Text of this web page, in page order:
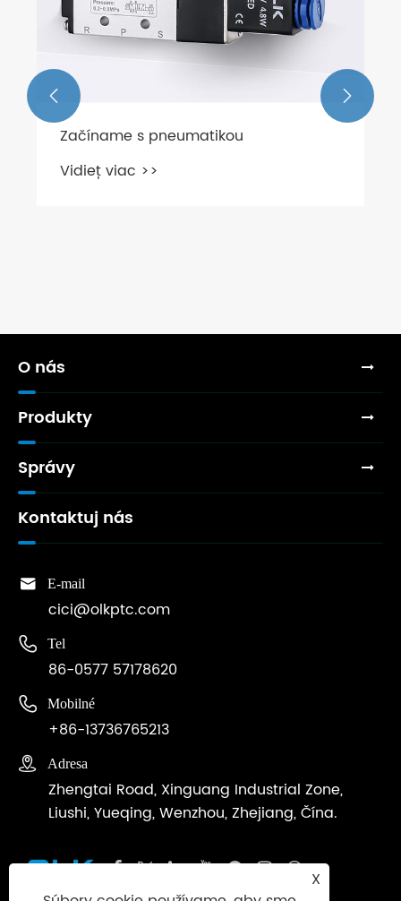
Začíname s pneumatikou
Vidieť viac >>
 
O nás
Produkty
Správy
Kontaktuj nás
 E-mail
cici@olkptc.com
 Tel
86-0577 57178620
 Mobilné
+86-13736765213
 Adresa
Zhengtai Road, Xinguang Industrial Zone,
Liushi, Yueqing, Wenzhou, Zhejiang, Čína.
X